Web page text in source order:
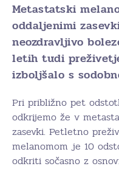
Metastatski
oddaljenimi
neozdravljivo
letih tudi
izboljšalo s
Pri približno pet
odkrijemo že v
zasevki. Petletno
melanomom je 10
odkriti sočasno z